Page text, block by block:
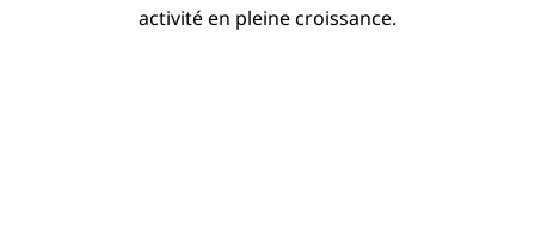
activité en pleine croissance.